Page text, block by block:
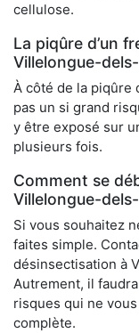
cellulose.
La piqûre d’un
Villelongue-
À côté de la piqûre
pas un si grand
y être exposé sur
plusieurs fois.
Comment se
Villelongue-
Si vous souhaitez
faites simple.
désinsectisation à
Autrement, il
risques qui ne
complète.